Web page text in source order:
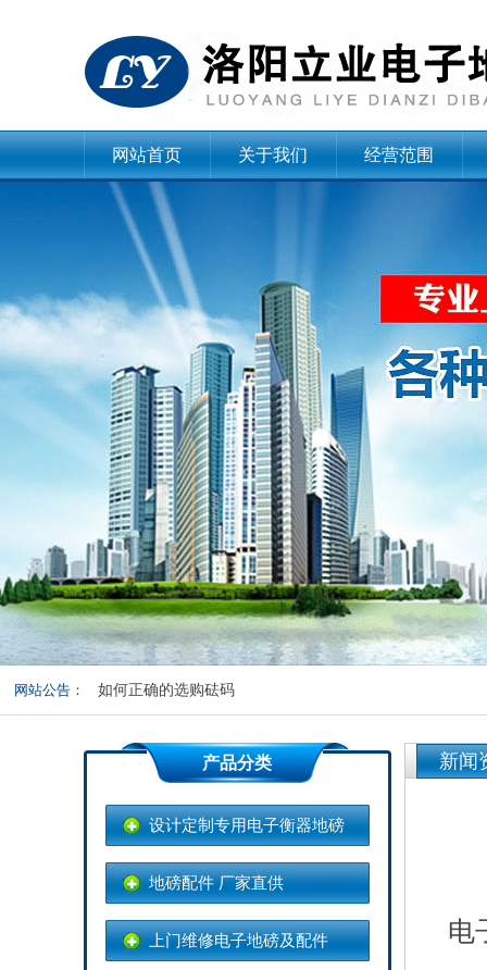
网站首页 关于我们 经营范围
网站公告：
关于地磅皮重和准确度的测试
称重传感器在地磅中发挥的重要作用
如何选购一台合适的电子地磅
如何正确的选购砝码
地磅称重操作规范及养护
产品分类
设计定制专用电子衡器地磅
地磅配件 厂家直供
上门维修电子地磅及配件
新闻
电